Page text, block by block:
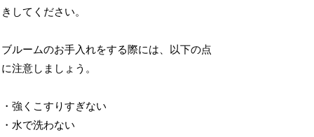
きしてください。
ブルームのお手入れをする際には、以下の点
に注意しましょう。
・強くこすりすぎない
・水で洗わない